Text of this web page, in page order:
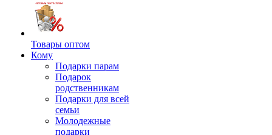
Товары оптом
Кому
Подарки парам
Подарок
родственникам
Подарки для всей
семьи
Молодежные
подарки